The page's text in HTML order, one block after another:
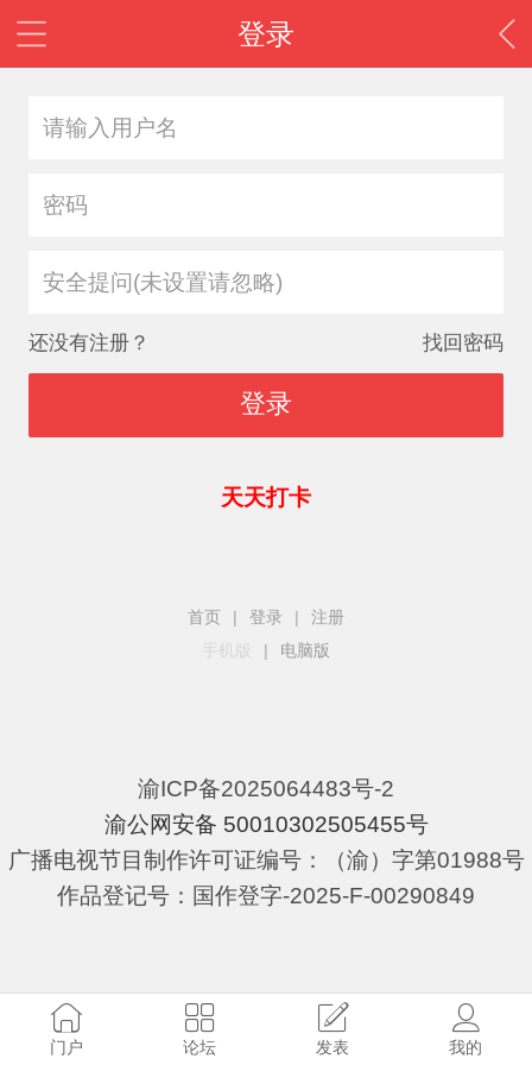
登录
安全提问(未设置请忽略)
还没有注册？ 找回密码
登录
天天打卡
首页 | 登录 |
注册
手机版
| 电脑版
门户 论坛 发表 我的
渝ICP备2025064483号-2
渝公网安备 50010302505455号
广播电视节目制作许可证编号：（渝）字第01988号
作品登记号：国作登字-2025-F-00290849